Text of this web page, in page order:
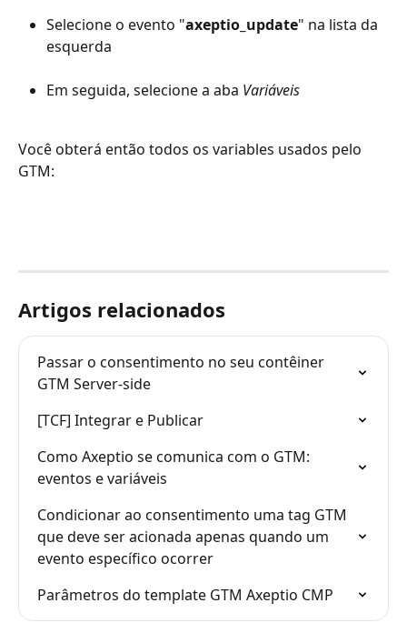
Selecione o evento "axeptio_update" na lista da
esquerda
Em seguida, selecione a aba Variáveis
Você obterá então todos os variables usados pelo
GTM:
Artigos relacionados
Passar o consentimento no seu contêiner
GTM Server-side
[TCF] Integrar e Publicar
Como Axeptio se comunica com o GTM:
eventos e variáveis
Condicionar ao consentimento uma tag GTM
que deve ser acionada apenas quando um
evento específico ocorrer
Parâmetros do template GTM Axeptio CMP